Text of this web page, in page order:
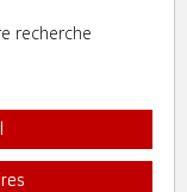
recherche